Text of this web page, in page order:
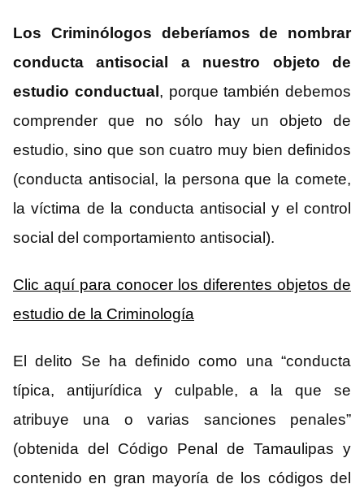
Los Criminólogos deberíamos de nombrar
conducta antisocial a nuestro objeto de
estudio conductual, porque también debemos
comprender que no sólo hay un objeto de
estudio, sino que son cuatro muy bien definidos
(conducta antisocial, la persona que la comete,
la víctima de la conducta antisocial y el control
social del comportamiento antisocial).
Clic aquí para conocer los diferentes objetos de
estudio de la Criminología
El delito Se ha definido como una “conducta
típica, antijurídica y culpable, a la que se
atribuye una o varias sanciones penales”
(obtenida del Código Penal de Tamaulipas y
contenido en gran mayoría de los códigos del